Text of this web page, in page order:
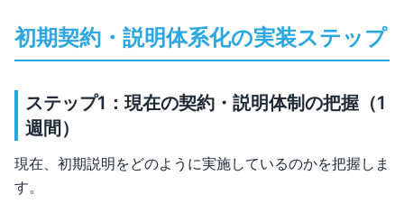
初期契約・説明体系化の実装ステップ
ステップ1：現在の契約・説明体制の把握（1
週間）
現在、初期説明をどのように実施しているのかを把握しま
す。